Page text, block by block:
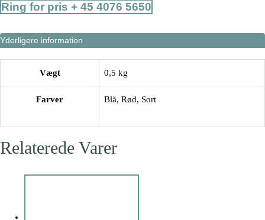
Ring for pris + 45 4076 5650
Yderligere information
Vægt 0,5 kg
Farver Blå, Rød, Sort
Relaterede Varer